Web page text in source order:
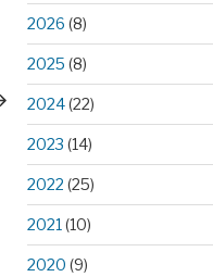
2026 (8)
2025 (8)
2024(22)
2023 (14)
2022 (25)
2021 (10)
2020 (9)